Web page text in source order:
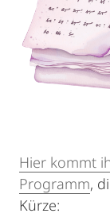
Hier kommt
Programm,
Kürze: